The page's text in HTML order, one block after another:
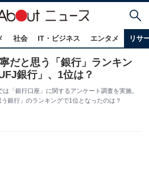
社会 IT・ビジネス エンタメ リサ
だと思う「銀行」ランキン
銀行」、1位は？
「銀行口座」に関するアンケート調査を実施。
う銀行」のランキングで1位となったのは？